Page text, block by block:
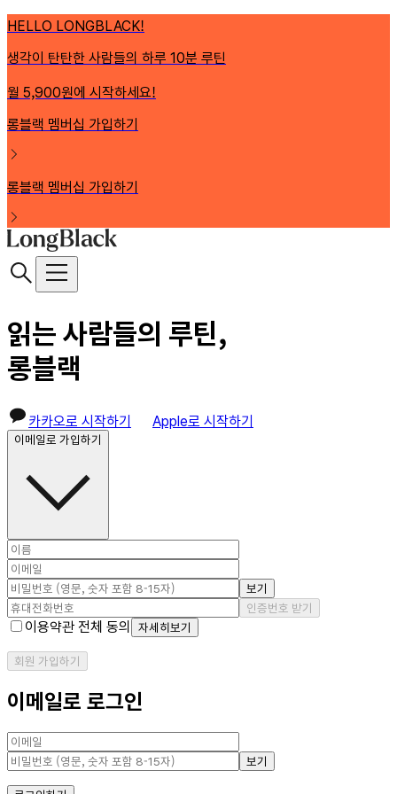
HELLO LONGBLACK!
생각이 탄탄한 사람들의 하루 10분 루틴
월 5,900원에 시작하세요!
롱블랙 멤버십 가입하기
롱블랙 멤버십 가입하기
읽는 사람들의 루틴,
롱블랙
카카오로 시작하기 Apple로 시작하기
이메일로 가입하기
보기
인증번호 받기
이용약관 전체 동의 자세히보기
회원 가입하기
이메일로 로그인
보기